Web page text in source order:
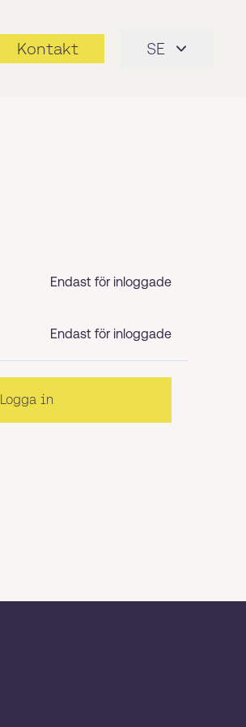
Kontakt SE
Endast för inloggade
Endast för inloggade
Logga in